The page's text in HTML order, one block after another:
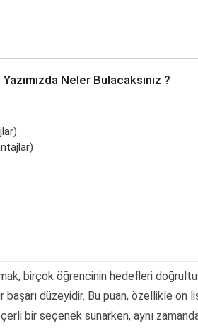
Yazımızda Neler Bulacaksınız ?
birçok öğrencinin hedefleri
düzeyidir. Bu puan, özellikle ön
bir seçenek sunarken, aynı